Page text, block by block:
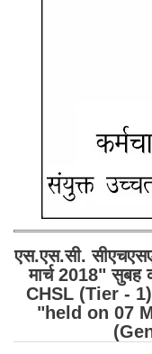
Scientific
SSC Junior
FREE Current
SSC CGL PDF
SSC CHSL PDF
SSC CGL
SSC CGL TIER-1
Tier-1 PAPERS
एस.एस.सी.
मार्च 2018" सुबह
CHSL (Tier -
"held on 07